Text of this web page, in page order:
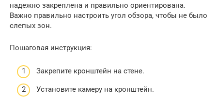
надежно закреплена и правильно ориентирована.
Важно правильно настроить угол обзора, чтобы не было
слепых зон.
Пошаговая инструкция:
Закрепите кронштейн на стене.
Установите камеру на кронштейн.